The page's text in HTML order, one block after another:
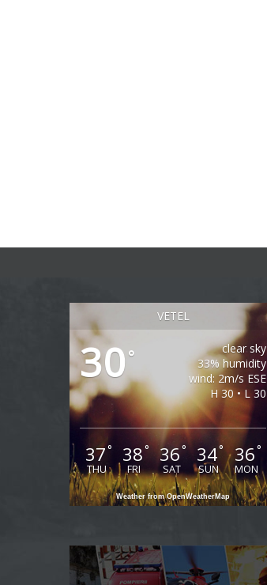
VETEL
30°
clear sky
33% humidity
wind: 2m/s ESE
H 30 • L 30
37°
THU
38°
FRI
36°
SAT
34°
SUN
36°
MON
Weather from OpenWeatherMap